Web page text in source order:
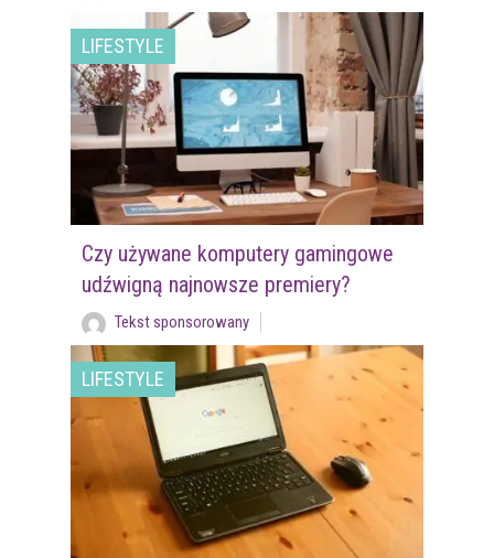
LIFESTYLE
Czy używane komputery gamingowe
udźwigną najnowsze premiery?
Tekst sponsorowany
LIFESTYLE